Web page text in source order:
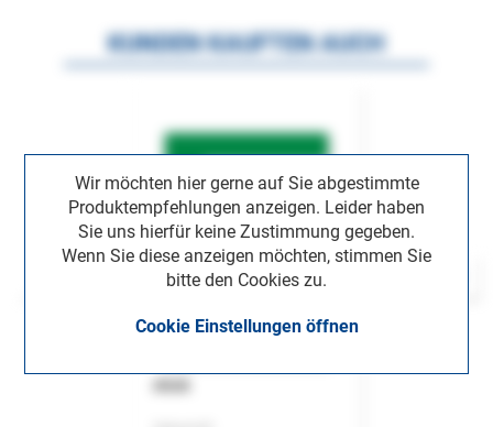
Wir möchten hier gerne auf Sie abgestimmte
Produktempfehlungen anzeigen. Leider haben
Sie uns hierfür keine Zustimmung gegeben.
Wenn Sie diese anzeigen möchten, stimmen Sie
bitte den Cookies zu.
Cookie Einstellungen öffnen
KUNDEN KAUFTEN AUCH